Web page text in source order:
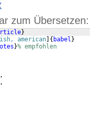
zum Übersetzen:
}
american { babel }
}% empfohlen